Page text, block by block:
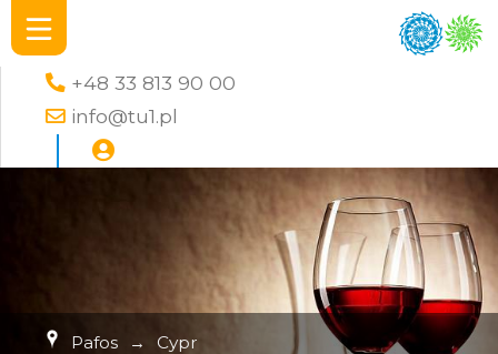
+48 33 813 90 00
info@tu1.pl
Pafos → Cypr